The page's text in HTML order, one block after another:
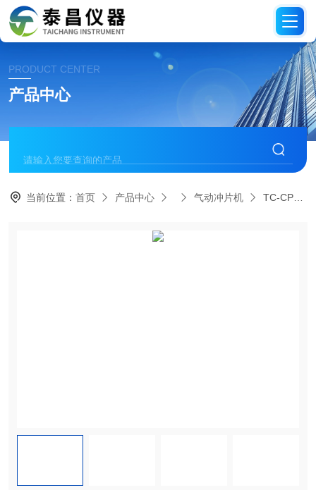
PRODUCT CENTER
产品中心
当前位置：首页 产品中心 气动冲片机 TC-CPJ03气动冲片机